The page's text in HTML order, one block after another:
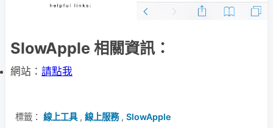
SlowApple 相關資訊：
網站： 請點我
標籤： 線上工具, 線上服務, SlowApple